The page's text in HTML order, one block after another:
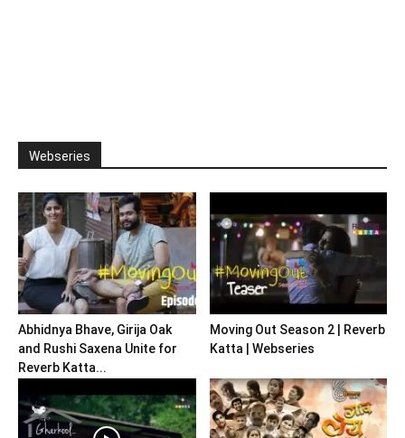
Webseries
Abhidnya Bhave, Girija Oak
and Rushi Saxena Unite for
Reverb Katta...
Moving Out Season 2 | Reverb
Katta | Webseries